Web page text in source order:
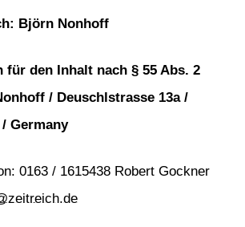
Björn Nonhoff
für den Inhalt nach § 55 Abs. 2
/ Deuschlstrasse 13a /
Germany
0163 / 1615438 Robert Gockner